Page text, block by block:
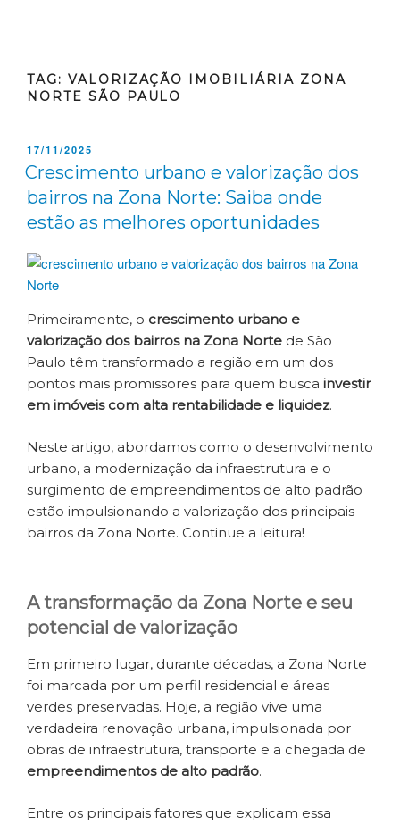
TAG: VALORIZAÇÃO IMOBILIÁRIA ZONA
NORTE SÃO PAULO
17/11/2025
Crescimento urbano e valorização dos
bairros na Zona Norte: Saiba onde
estão as melhores oportunidades
Primeiramente, o crescimento urbano e
valorização dos bairros na Zona Norte de São
Paulo têm transformado a região em um dos
pontos mais promissores para quem busca investir
em imóveis com alta rentabilidade e liquidez.
Neste artigo, abordamos como o desenvolvimento
urbano, a modernização da infraestrutura e o
surgimento de empreendimentos de alto padrão
estão impulsionando a valorização dos principais
bairros da Zona Norte. Continue a leitura!
A transformação da Zona Norte e seu
potencial de valorização
Em primeiro lugar, durante décadas, a Zona Norte
foi marcada por um perfil residencial e áreas
verdes preservadas. Hoje, a região vive uma
verdadeira renovação urbana, impulsionada por
obras de infraestrutura, transporte e a chegada de
empreendimentos de alto padrão.
Entre os principais fatores que explicam essa